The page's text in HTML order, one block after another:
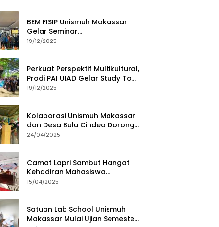
BEM FISIP Unismuh Makassar
Gelar Seminar
Keperempuanan, Bahas
19/12/2025
Perkuat Perspektif Multikultural,
Prodi PAI UIAD Gelar Study Tour
ke Kajang
19/12/2025
Kolaborasi Unismuh Makassar
dan Desa Bulu Cindea Dorong
Sentra Garam Industri
24/04/2025
Camat Lapri Sambut Hangat
Kehadiran Mahasiswa
PoltekMu
15/04/2025
Satuan Lab School Unismuh
Makassar Mulai Ujian Semester,